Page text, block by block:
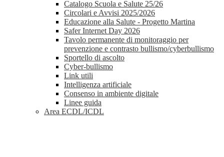
Catalogo Scuola e Salute 25/26
Circolari e Avvisi 2025/2026
Educazione alla Salute - Progetto Martina
Safer Internet Day 2026
Tavolo permanente di monitoraggio per
prevenzione e contrasto bullismo/cyberbullismo
Sportello di ascolto
Cyber-bullismo
Link utili
Intelligenza artificiale
Consenso in ambiente digitale
Linee guida
Area ECDL/ICDL